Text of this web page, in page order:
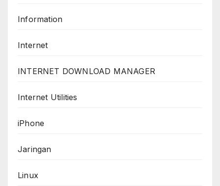
Information
Internet
INTERNET DOWNLOAD MANAGER
Internet Utilities
iPhone
Jaringan
Linux